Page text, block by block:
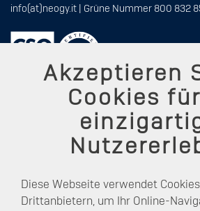
info(at)neogy.it | Grüne Nummer 800 832
powered by
Akzeptieren
Cookies
Diese Webseite verwendet
Drittanbietern, um Ihr Online-